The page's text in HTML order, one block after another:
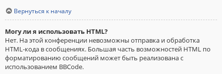
Вернуться к началу
Могу ли я использовать HTML?
Нет. На этой конференции невозможны отправка и обработка
HTML-кода в сообщениях. Большая часть возможностей HTML по
форматированию сообщений может быть реализована с
использованием BBCode.